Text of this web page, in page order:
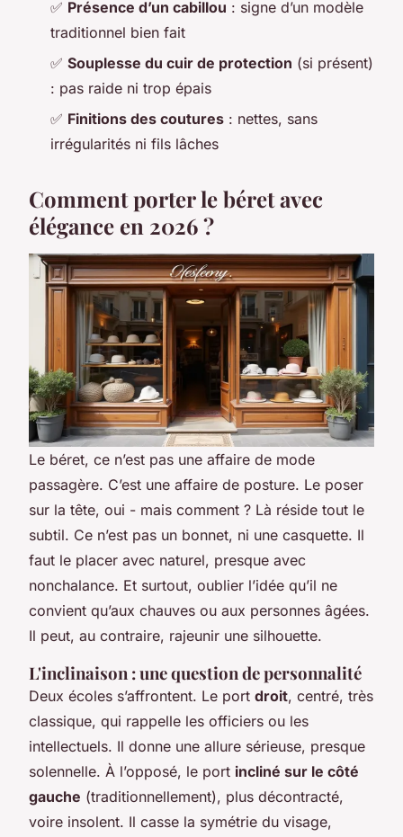
✅ Présence d’un cabillou : signe d’un modèle
traditionnel bien fait
✅ Souplesse du cuir de protection (si présent)
: pas raide ni trop épais
✅ Finitions des coutures : nettes, sans
irrégularités ni fils lâches
Comment porter le béret avec
élégance en 2026 ?
Le béret, ce n’est pas une affaire de mode
passagère. C’est une affaire de posture. Le poser
sur la tête, oui - mais comment ? Là réside tout le
subtil. Ce n’est pas un bonnet, ni une casquette. Il
faut le placer avec naturel, presque avec
nonchalance. Et surtout, oublier l’idée qu’il ne
convient qu’aux chauves ou aux personnes âgées.
Il peut, au contraire, rajeunir une silhouette.
L'inclinaison : une question de personnalité
Deux écoles s’affrontent. Le port droit, centré, très
classique, qui rappelle les officiers ou les
intellectuels. Il donne une allure sérieuse, presque
solennelle. À l’opposé, le port incliné sur le côté
gauche (traditionnellement), plus décontracté,
voire insolent. Il casse la symétrie du visage,